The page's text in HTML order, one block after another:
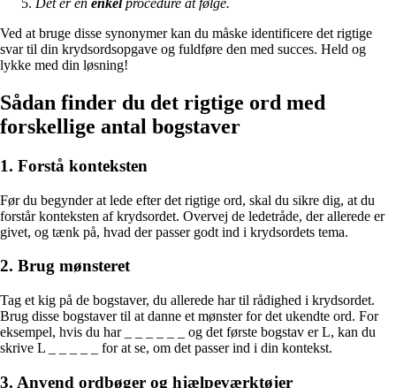
Det er en enkelprocedure at følge.
Ved at bruge disse synonymer kan du måske identificere det rigtige
svar til din krydsordsopgave og fuldføre den med succes. Held og
lykke med din løsning!
Sådan finder du det rigtige ord med
forskellige antal bogstaver
1. Forstå konteksten
Før du begynder at lede efter det rigtige ord, skal du sikre dig, at du
forstår konteksten af krydsordet. Overvej de ledetråde, der allerede er
givet, og tænk på, hvad der passer godt ind i krydsordets tema.
2. Brug mønsteret
Tag et kig på de bogstaver, du allerede har til rådighed i krydsordet.
Brug disse bogstaver til at danne et mønster for det ukendte ord. For
eksempel, hvis du har _ _ _ _ _ _ og det første bogstav er L, kan du
skrive L _ _ _ _ _ for at se, om det passer ind i din kontekst.
3. Anvend ordbøger og hjælpeværktøjer